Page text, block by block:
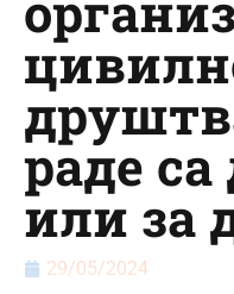
раде
или за
29/05/2024